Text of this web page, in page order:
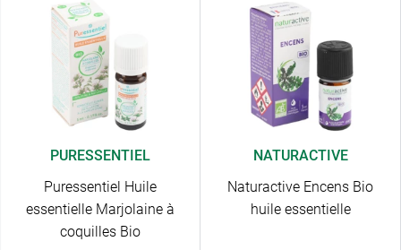
PURESSENTIEL
Puressentiel Huile
essentielle Marjolaine à
coquilles Bio
NATURACTIVE
Naturactive Encens Bio
huile essentielle